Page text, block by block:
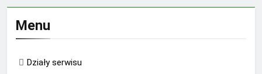
Menu
Działy serwisu